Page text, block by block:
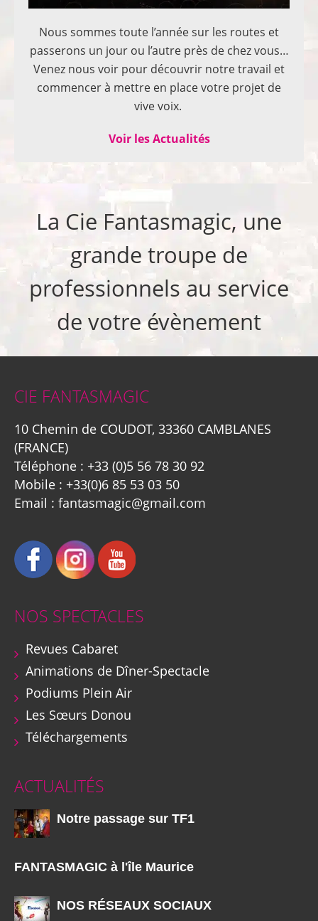
Nous sommes toute l’année sur les routes et
passerons un jour ou l’autre près de chez vous…
Venez nous voir pour découvrir notre travail et
commencer à mettre en place votre projet de
vive voix.
Voir les Actualités
La Cie Fantasmagic, une
grande troupe de
professionnels au service
de votre évènement
CIE FANTASMAGIC
10 Chemin de COUDOT, 33360 CAMBLANES
(FRANCE)
Téléphone : +33 (0)5 56 78 30 92
Mobile : +33(0)6 85 53 03 50
Email : fantasmagic@gmail.com
NOS SPECTACLES
Revues Cabaret
Animations de Dîner-Spectacle
Podiums Plein Air
Les Sœurs Donou
Téléchargements
ACTUALITÉS
Notre passage sur TF1
FANTASMAGIC à l'île Maurice
NOS RÉSEAUX SOCIAUX